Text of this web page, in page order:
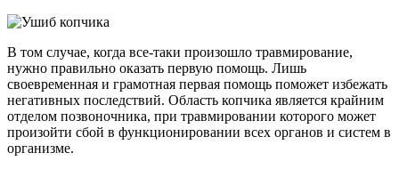
В том случае, когда все-таки произошло травмирование,
нужно правильно оказать первую помощь. Лишь
своевременная и грамотная первая помощь поможет избежать
негативных последствий. Область копчика является крайним
отделом позвоночника, при травмировании которого может
произойти сбой в функционировании всех органов и систем в
организме.